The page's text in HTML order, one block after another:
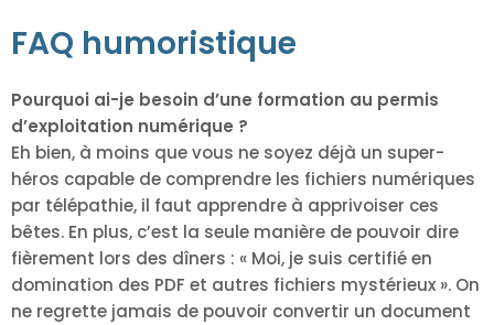
FAQ humoristique
Pourquoi ai-je besoin d’une formation au permis
d’exploitation numérique ?
Eh bien, à moins que vous ne soyez déjà un super-
héros capable de comprendre les fichiers numériques
par télépathie, il faut apprendre à apprivoiser ces
bêtes. En plus, c’est la seule manière de pouvoir dire
fièrement lors des dîners : « Moi, je suis certifié en
domination des PDF et autres fichiers mystérieux ». On
ne regrette jamais de pouvoir convertir un document